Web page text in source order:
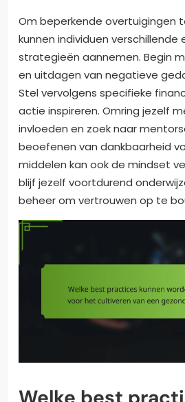
Om beperkende overtuigingen
kunnen individuen
strategieën aannemen. Begin
en uitdagen van negatieve
Stel vervolgens specifieke
actie inspireren. Omring jezelf
invloeden en zoek naar
beoefenen van dankbaarheid
middelen kan ook de mindset
blijf jezelf voortdurend
beheer om vertrouwen op te